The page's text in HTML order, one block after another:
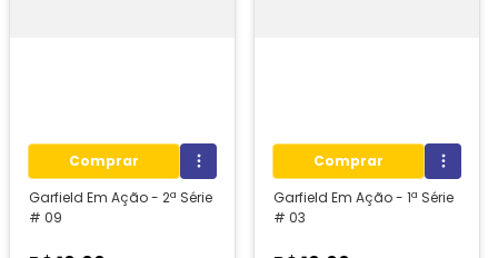
Comprar
Garfield Em Ação - 2ª Série
# 09
Comprar
Garfield Em Ação - 1ª Série
# 03